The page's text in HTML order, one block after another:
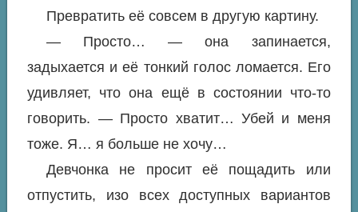
Превратить её совсем в другую картину.
— Просто… — она запинается,
задыхается и её тонкий голос ломается. Его
удивляет, что она ещё в состоянии что-то
говорить. — Просто хватит… Убей и меня
тоже. Я… я больше не хочу…
Девчонка не просит её пощадить или
отпустить, изо всех доступных вариантов